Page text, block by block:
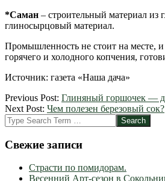
*Саман – строительный материал
глиносырцовый материал.
Промышленность не стоит на месте, и
горячего и холодного копчения,
Источник: газета «Наша дача»
2012-
03-
19
Previous Post: Глиняный горшочек —
Next Post: Чем полезен березовый сок?
Search
Свежие записи
Страсти по помидорам.
Весенний Арт-сезон в